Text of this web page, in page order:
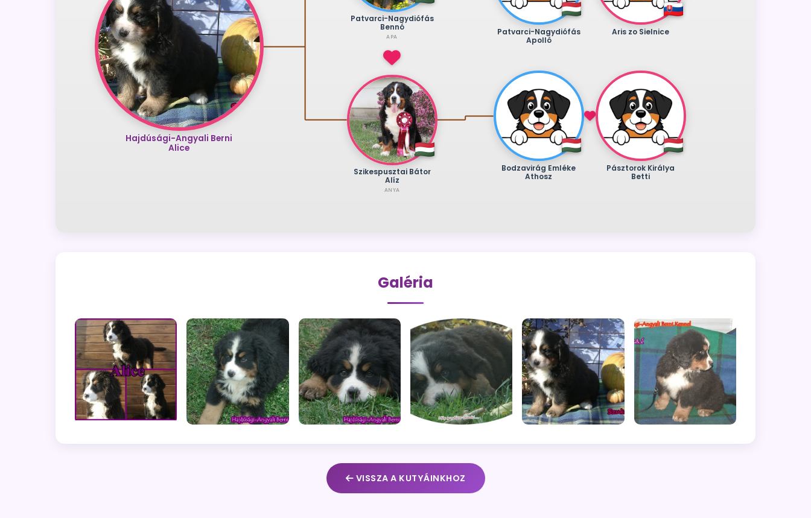
Hajdúsági-Angyali Berni
Alice
Patvarci-Nagydiófás
Bennó
APA
Szikespusztai Bátor
Alíz
ANYA
Patvarci-Nagydiófás
Apolló
Aris zo Sielnice
Bodzavirág Emléke
Athosz
Pásztorok Királya
Betti
Galéria
VISSZA A KUTYÁINKHOZ